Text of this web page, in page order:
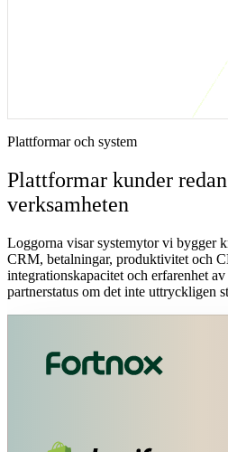
Visma till WooCommerce är rätt när
för artikel, pris eller lager samtidigt
försäljningen. Första versionen bör
orderflödet så att ni inte bygger allt
Plattformar och system
Plattformar kunder
verksamheten
Loggorna visar systemytor vi bygger
CRM, betalningar, produktivitet och
integrationskapacitet och erfarenhet
partnerstatus om det inte uttryckligen